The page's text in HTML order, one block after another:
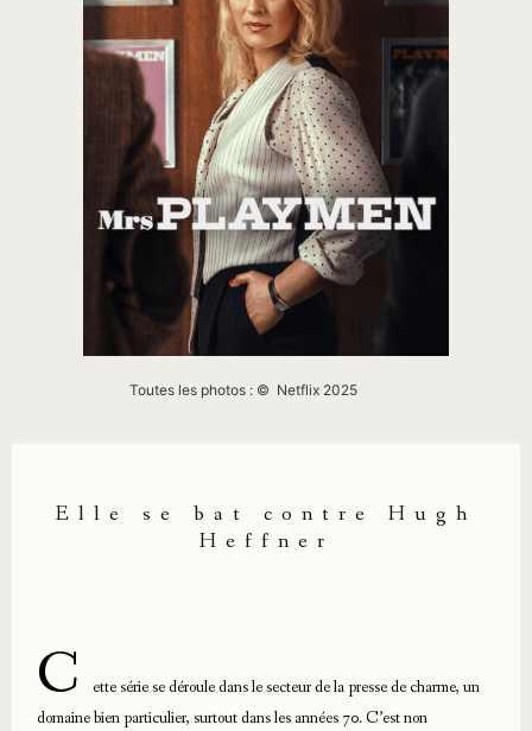
Toutes les photos : © Netflix 2025
Elle se bat contre Hugh
Heffner
C
ette série se déroule dans le secteur de la presse de charme, un
domaine bien particulier, surtout dans les années 70. C’est non